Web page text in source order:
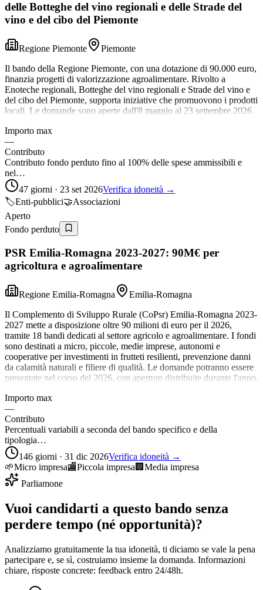
delle Botteghe del vino regionali e delle Strade del
vino e del cibo del Piemonte
Regione Piemonte
Piemonte
Il bando della Regione Piemonte, con una dotazione di 90.000 euro,
finanzia progetti di valorizzazione agroalimentare. Rivolto a
Enoteche regionali, Botteghe del vino regionali e Strade del vino e
del cibo del Piemonte, supporta iniziative che promuovono i prodotti
locali. Le domande sono aperte dall'8 maggio al 23 settembre 2026.
Importo max
—
Contributo
Contributo fondo perduto fino al 100% delle spese ammissibili e
nel…
47 giorni · 23 set 2026Verifica idoneità →
🏷️Enti-pubblici🤝Associazioni
Aperto
Fondo perduto
PSR Emilia-Romagna 2023-2027: 90M€ per
agricoltura e agroalimentare
Regione Emilia-Romagna
Emilia-Romagna
Il Complemento di Sviluppo Rurale (CoPsr) Emilia-Romagna 2023-
2027 mette a disposizione oltre 90 milioni di euro per il 2026,
tramite 18 bandi dedicati al settore agricolo e agroalimentare. I fondi
sono destinati a micro, piccole, medie imprese, autonomi e
cooperative per investimenti in frutteti resilienti, prevenzione danni
da calamità naturali e filiere di qualità. Le domande potranno essere
presentate nel corso del 2026, con aperture distribuite durante l'anno.
Importo max
—
Contributo
Percentuali variabili a seconda del bando specifico e della
tipologia…
146 giorni · 31 dic 2026Verifica idoneità →
🌱Micro impresa🏬Piccola impresa 🏢 Media impresa
Parliamone
Vuoi candidarti a questo bando senza
perdere tempo (né opportunità)?
Analizziamo gratuitamente la tua idoneità, ti diciamo se vale la pena
partecipare e, se sì, costruiamo insieme la domanda. Informazioni
chiare, risposte concrete: feedback entro 24/48h.